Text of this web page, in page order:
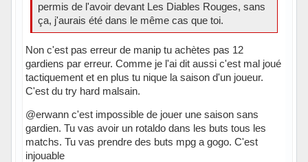
permis de l'avoir devant Les Diables Rouges, sans
ça, j'aurais été dans le même cas que toi.
Non c'est pas erreur de manip tu achètes pas 12
gardiens par erreur. Comme je l'ai dit aussi c'est mal joué
tactiquement et en plus tu nique la saison d'un joueur.
C'est du try hard malsain.
@erwann c'est impossible de jouer une saison sans
gardien. Tu vas avoir un rotaldo dans les buts tous les
matchs. Tu vas prendre des buts mpg a gogo. C'est
injouable